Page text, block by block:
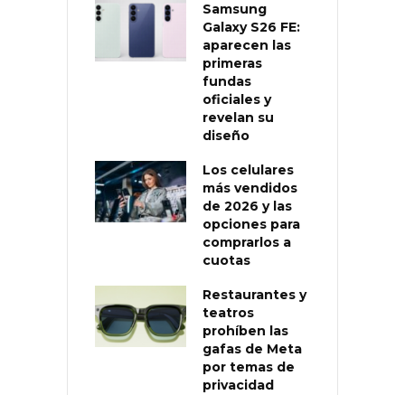
Samsung
Galaxy S26 FE:
aparecen las
primeras
fundas
oficiales y
revelan su
diseño
Los celulares
más vendidos
de 2026 y las
opciones para
comprarlos a
cuotas
Restaurantes y
teatros
prohíben las
gafas de Meta
por temas de
privacidad